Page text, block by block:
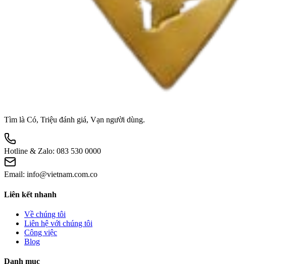
Tìm là Có, Triệu đánh giá, Vạn người dùng.
Hotline & Zalo: 083 530 0000
Email: info@vietnam.com.co
Liên kết nhanh
Về chúng tôi
Liên hệ với chúng tôi
Công việc
Blog
Danh mục